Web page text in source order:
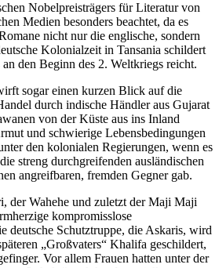
Nobelpreisträgers für Literatur von
Medien besonders beachtet, da es
nicht nur die englische, sondern
Kolonialzeit in Tansania schildert
den Beginn des 2. Weltkriegs reicht.
sogar einen kurzen Blick auf die
durch indische Händler aus Gujarat
von der Küste aus ins Inland
und schwierige Lebensbedingungen
den kolonialen Regierungen, wenn es
streng durchgreifenden ausländischen
angreifbaren, fremden Gegner gab.
der Wahehe und zuletzt der Maji Maji
kompromisslose
deutsche Schutztruppe, die Askaris, wird
„Großvaters“ Khalifa geschildert,
Vor allem Frauen hatten unter der